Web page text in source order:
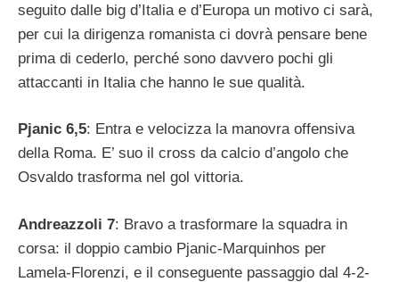
seguito dalle big d’Italia e d’Europa un motivo ci sarà,
per cui la dirigenza romanista ci dovrà pensare bene
prima di cederlo, perché sono davvero pochi gli
attaccanti in Italia che hanno le sue qualità.
Pjanic 6,5: Entra e velocizza la manovra offensiva
della Roma. E’ suo il cross da calcio d’angolo che
Osvaldo trasforma nel gol vittoria.
Andreazzoli 7: Bravo a trasformare la squadra in
corsa: il doppio cambio Pjanic-Marquinhos per
Lamela-Florenzi, e il conseguente passaggio dal 4-2-